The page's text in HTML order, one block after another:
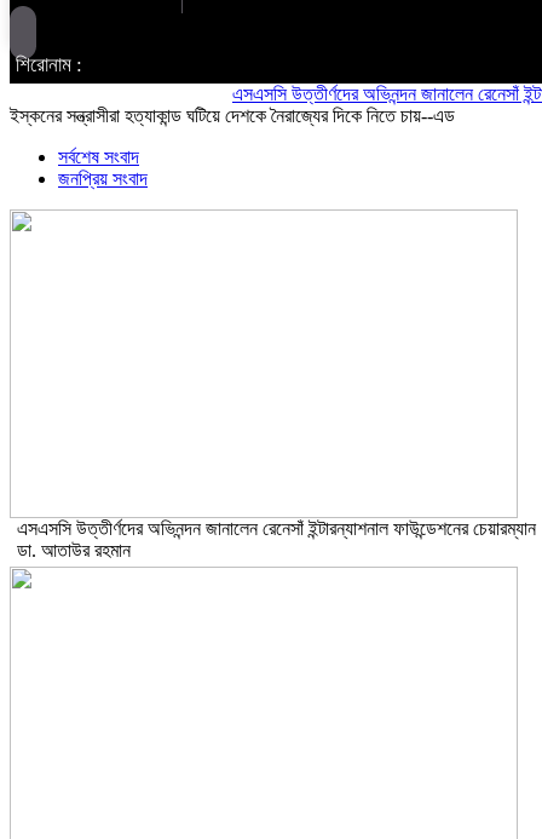
শিরোনাম :
এসএসসি উত্তীর্ণদের অভিনন্দন জানালেন রেনেসাঁ
ইস্কনের সন্ত্রাসীরা হত্যাকান্ড ঘটিয়ে দেশকে নৈরাজ্যের দিকে নিতে চায়--এড
সর্বশেষ সংবাদ
জনপ্রিয় সংবাদ
এসএসসি উত্তীর্ণদের অভিনন্দন জানালেন রেনেসাঁ ইন্টারন্যাশনাল ফাউন্ডেশনের চেয়ারম্যান
ডা. আতাউর রহমান